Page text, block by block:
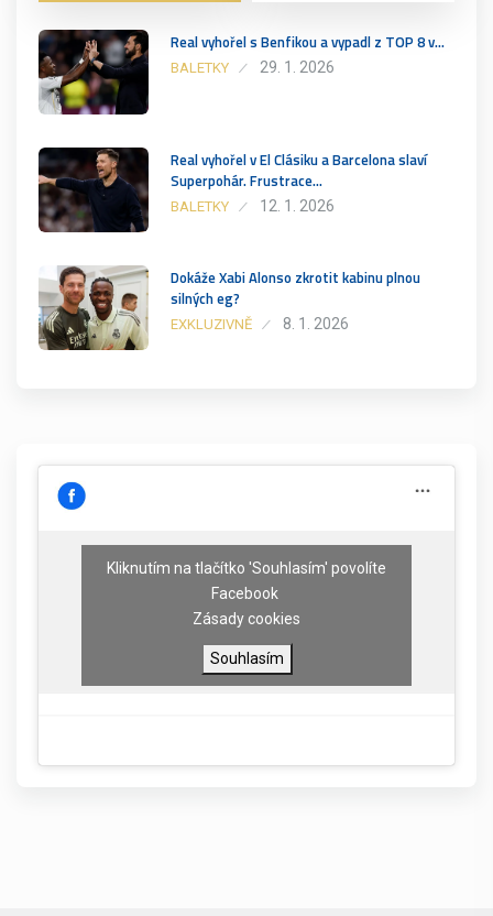
Real vyhořel s Benfikou a vypadl z TOP 8 v…
BALETKY 29. 1. 2026
Real vyhořel v El Clásiku a Barcelona slaví
Superpohár. Frustrace…
BALETKY 12. 1. 2026
Dokáže Xabi Alonso zkrotit kabinu plnou
silných eg?
EXKLUZIVNĚ 8. 1. 2026
Kliknutím na tlačítko 'Souhlasím' povolíte
Facebook
Zásady cookies
Souhlasím